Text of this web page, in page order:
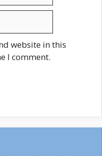
website in this
I comment.